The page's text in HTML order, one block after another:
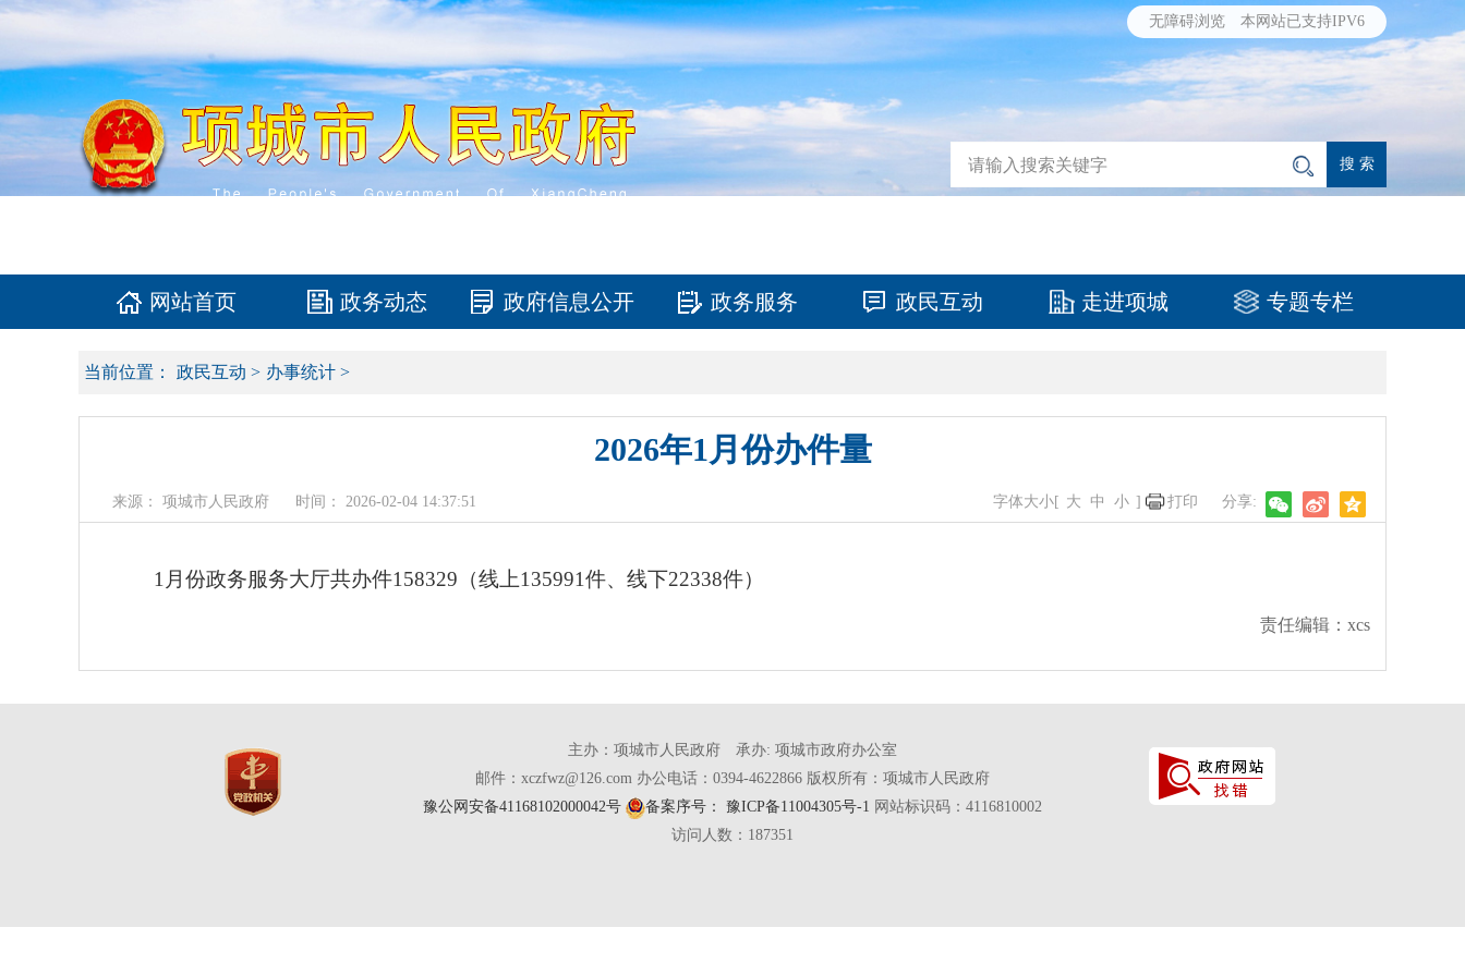
无障碍浏览 本网站已支持IPV6
网站首页 政务动态 政府信息公开 政务服务 政民互动 走进项城 专题专栏
当前位置： 政民互动 > 办事统计 >
2026年1月份办件量
来源： 项城市人民政府 时间： 2026-02-04 14:37:51 字体大小[ 大 中 小 ] 打印
1月份政务服务大厅共办件158329（线上135991件、线下22338件）
责任编辑：xcs
主办：项城市人民政府 承办: 项城市政府办公室
邮件：xczfwz@126.com 办公电话：0394-4622866 版权所有：项城市人民政府
豫公网安备41168102000042号
备案序号： 豫ICP备11004305号-1 网站标识码：4116810002
访问人数： 187351